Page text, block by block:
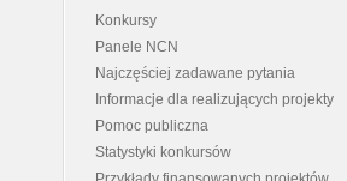
Konkursy
Panele NCN
Najczęściej zadawane pytania
Informacje dla realizujących projekty
Pomoc publiczna
Statystyki konkursów